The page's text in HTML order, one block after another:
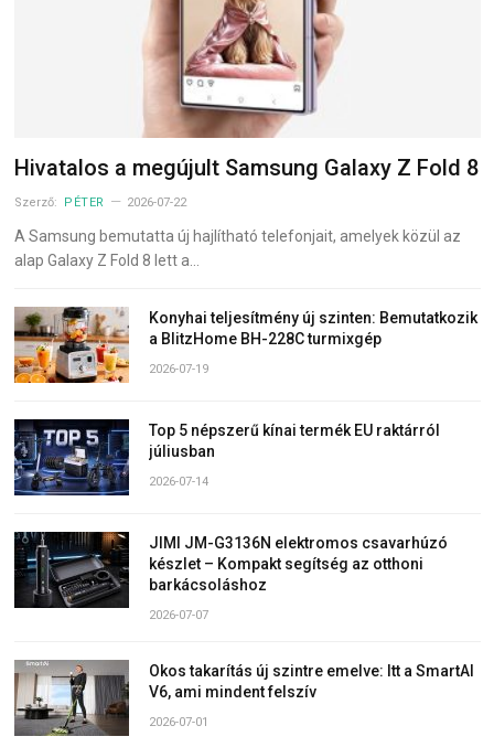
Hivatalos a megújult Samsung Galaxy Z Fold 8
Szerző: PÉTER 2026-07-22
A Samsung bemutatta új hajlítható telefonjait, amelyek közül az
alap Galaxy Z Fold 8 lett a…
Konyhai teljesítmény új szinten: Bemutatkozik
a BlitzHome BH-228C turmixgép
2026-07-19
Top 5 népszerű kínai termék EU raktárról
júliusban
2026-07-14
JIMI JM-G3136N elektromos csavarhúzó
készlet – Kompakt segítség az otthoni
barkácsoláshoz
2026-07-07
Okos takarítás új szintre emelve: Itt a SmartAI
V6, ami mindent felszív
2026-07-01